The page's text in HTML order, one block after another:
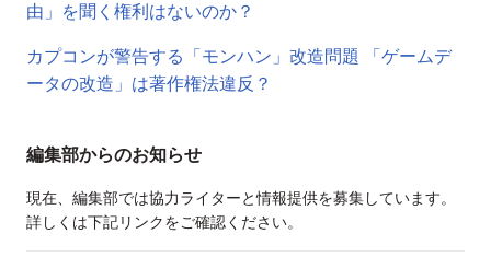
由」を聞く権利はないのか？
カプコンが警告する「モンハン」改造問題 「ゲームデ
ータの改造」は著作権法違反？
編集部からのお知らせ
現在、編集部では協力ライターと情報提供を募集しています。
詳しくは下記リンクをご確認ください。